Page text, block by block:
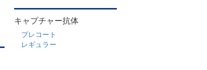
キャプチャー抗体
プレコート
レギュラー